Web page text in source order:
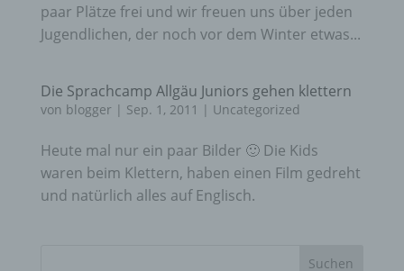
paar Plätze frei und wir freuen uns über jeden
Jugendlichen, der noch vor dem Winter etwas...
Die Sprachcamp Allgäu Juniors gehen klettern
von blogger | Sep. 1, 2011 | Uncategorized
Heute mal nur ein paar Bilder 🙂 Die Kids
waren beim Klettern, haben einen Film gedreht
und natürlich alles auf Englisch.